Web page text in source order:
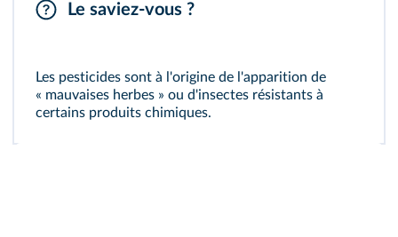
Le saviez-vous ?
Les pesticides sont à l'origine de l'apparition de
« mauvaises herbes » ou d'insectes résistants à
certains produits chimiques.